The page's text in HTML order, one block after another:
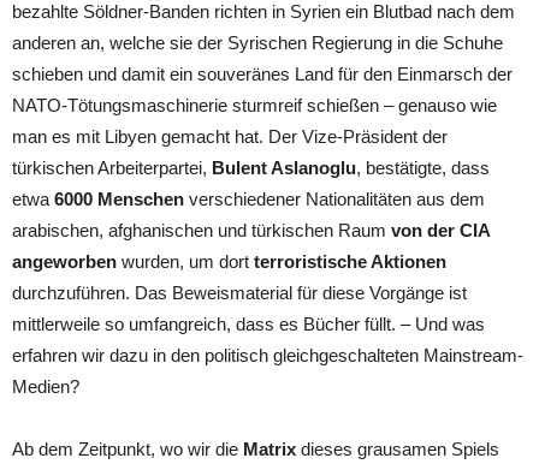
bezahlte Söldner-Banden richten in Syrien ein Blutbad nach dem
anderen an, welche sie der Syrischen Regierung in die Schuhe
schieben und damit ein souveränes Land für den Einmarsch der
NATO-Tötungsmaschinerie sturmreif schießen – genauso wie
man es mit Libyen gemacht hat. Der Vize-Präsident der
türkischen Arbeiterpartei, Bulent Aslanoglu, bestätigte, dass
etwa 6000 Menschen verschiedener Nationalitäten aus dem
arabischen, afghanischen und türkischen Raum von der CIA
angeworben wurden, um dort terroristische Aktionen
durchzuführen. Das Beweismaterial für diese Vorgänge ist
mittlerweile so umfangreich, dass es Bücher füllt. – Und was
erfahren wir dazu in den politisch gleichgeschalteten Mainstream-
Medien?
Ab dem Zeitpunkt, wo wir die Matrix dieses grausamen Spiels